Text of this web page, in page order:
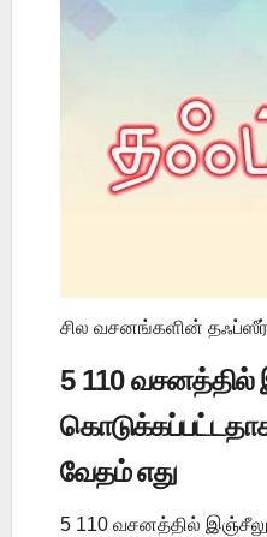
சில வசனங்களின்
5 110
வேதம் எது
5 110 வசனத்தில்